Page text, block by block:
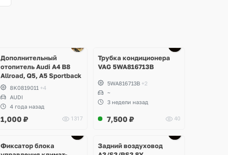
Дополнительный
отопитель Audi A4 B8
Allroad, Q5, A5 Sportback
8K0819011 +4
AUDI
4 года назад
1,000 ₽ 1317
Трубка кондиционера
VAG 5WA816713B
5WA816713B +2
~
3 недели назад
7,500 ₽ 40
Фиксатор блока
Задний воздуховод